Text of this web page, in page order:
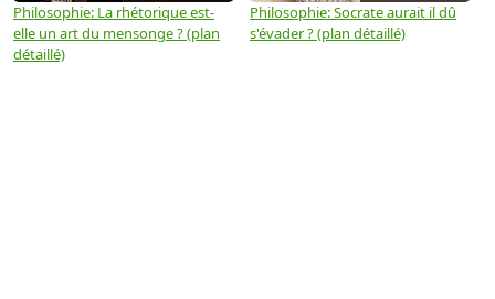
Philosophie: La rhétorique est-
elle un art du mensonge ? (plan
détaillé)
Philosophie: Socrate aurait il dû
s'évader ? (plan détaillé)